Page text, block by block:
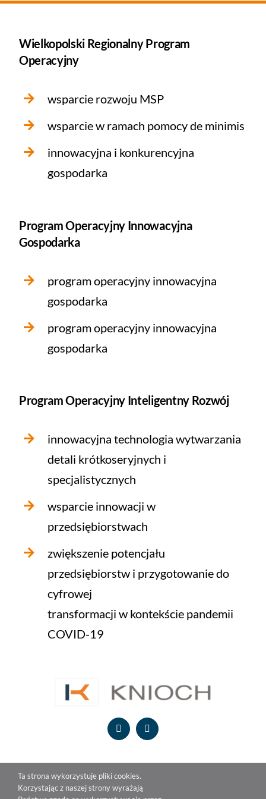
Wielkopolski Regionalny Program
Operacyjny
wsparcie rozwoju MSP
wsparcie w ramach pomocy de minimis
innowacyjna i konkurencyjna
gospodarka
Program Operacyjny Innowacyjna
Gospodarka
program operacyjny innowacyjna
gospodarka
program operacyjny innowacyjna
gospodarka
Program Operacyjny Inteligentny Rozwój
innowacyjna technologia wytwarzania
detali krótkoseryjnych i
specjalistycznych
wsparcie innowacji w
przedsiębiorstwach
zwiększenie potencjału
przedsiębiorstw i przygotowanie do
cyfrowej
transformacji w kontekście pandemii
COVID-19
Ta strona wykorzystuje pliki cookies.
Korzystając z naszej strony wyrażają